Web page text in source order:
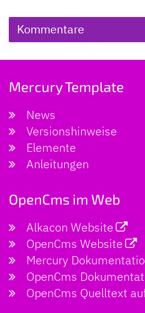
Kommentare
Mercury Template
News
Versionshinweise
Elemente
Anleitungen
OpenCms im Web
Alkacon Website
OpenCms Website
Mercury
OpenCms
OpenCms Quelltext